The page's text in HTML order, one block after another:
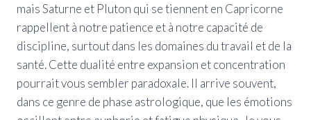
mais Saturne et Pluton qui se tiennent en Capricorne
rappellent à notre patience et à notre capacité de
discipline, surtout dans les domaines du travail et de la
santé. Cette dualité entre expansion et concentration
pourrait vous sembler paradoxale. Il arrive souvent,
dans ce genre de phase astrologique, que les émotions